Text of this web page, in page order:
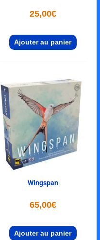
25,00€
Ajouter au panier
Wingspan
65,00€
Ajouter au panier